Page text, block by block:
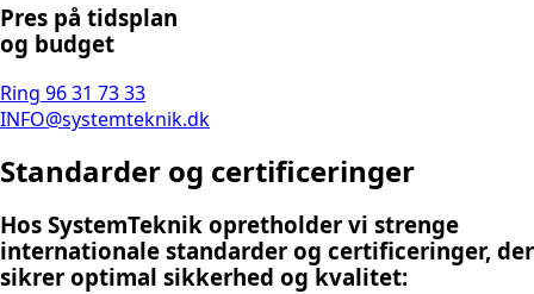
Pres på tidsplan
og budget
Ring 96 31 73 33
INFO@systemteknik.dk
Standarder og certificeringer
Hos SystemTeknik opretholder vi strenge
internationale standarder og certificeringer, der
sikrer optimal sikkerhed og kvalitet: